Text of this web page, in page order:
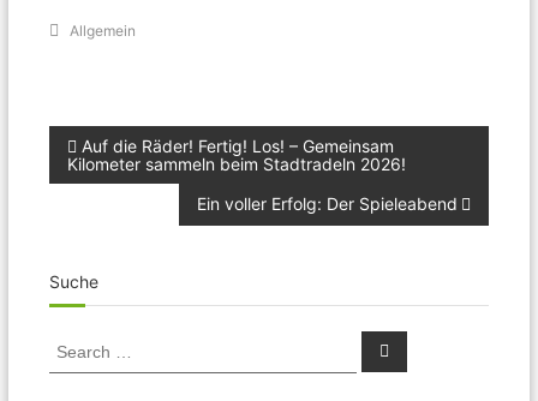
Allgemein
Beitragsnavigation
Auf die Räder! Fertig! Los! – Gemeinsam
Kilometer sammeln beim Stadtradeln 2026!
Ein voller Erfolg: Der Spieleabend
Suche
Search
Search